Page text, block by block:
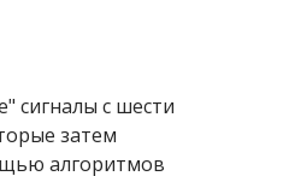
сигналы с шести
затем
алгоритмов